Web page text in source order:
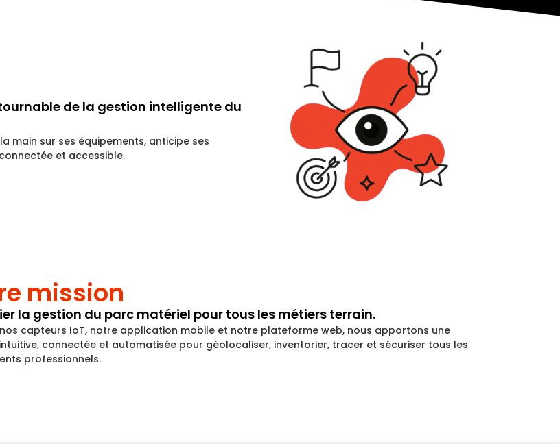
de la gestion intelligente du
main sur ses équipements, anticipe ses
et accessible.
mission
la gestion du parc matériel pour tous les métiers terrain.
capteurs IoT, notre application mobile et notre plateforme web, nous apportons une
connectée et automatisée pour géolocaliser, inventorier, tracer et sécuriser tous les
professionnels.